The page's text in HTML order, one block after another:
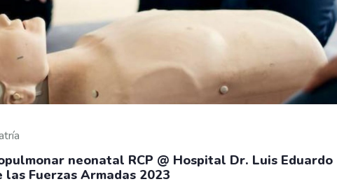
neonatal RCP @ Hospital Dr. Luis Eduardo
Fuerzas Armadas 2023